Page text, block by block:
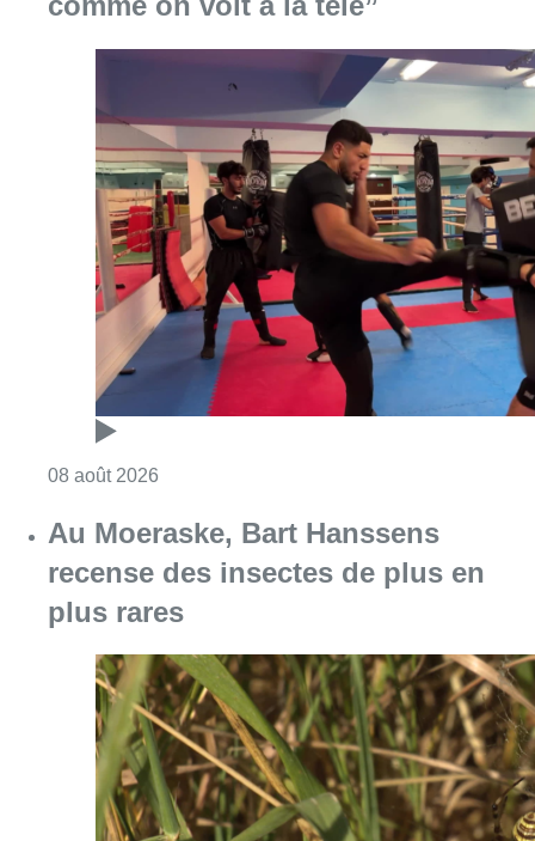
08 août 2026
Au Moeraske, Bart Hanssens
recense des insectes de plus en
plus rares